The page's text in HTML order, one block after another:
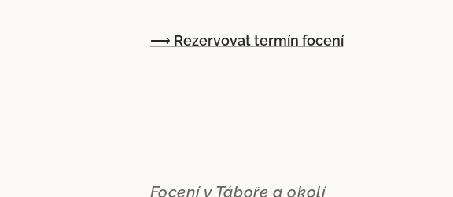
⟶ Rezervovat termín focení
Focení v Táboře a okolí